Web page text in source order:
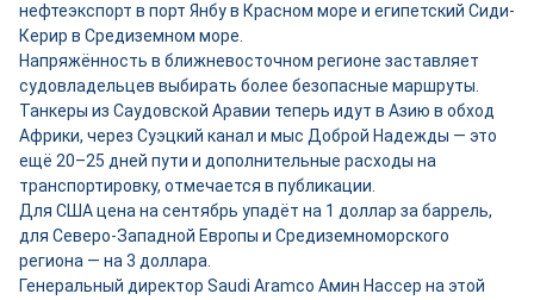
нефтеэкспорт в порт Янбу в Красном море и египетский Сиди-
Керир в Средиземном море.
Напряжённость в ближневосточном регионе заставляет
судовладельцев выбирать более безопасные маршруты.
Танкеры из Саудовской Аравии теперь идут в Азию в обход
Африки, через Суэцкий канал и мыс Доброй Надежды — это
ещё 20–25 дней пути и дополнительные расходы на
транспортировку, отмечается в публикации.
Для США цена на сентябрь упадёт на 1 доллар за баррель,
для Северо-Западной Европы и Средиземноморского
региона — на 3 доллара.
Генеральный директор Saudi Aramco Амин Нассер на этой